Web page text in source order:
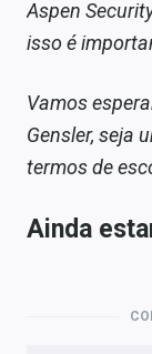
Aspen
isso é
Vamos
Gensler, seja
termos de
Ainda